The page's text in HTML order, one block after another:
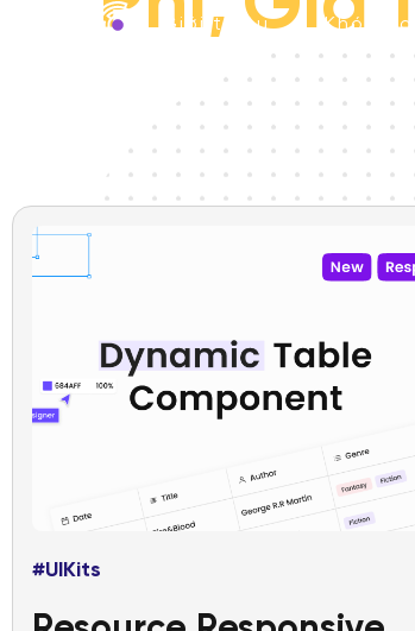
Giới thiệu Khóa
Khám phá kho tài nguyên
giúp bạn tăng năng suất
#UIKits